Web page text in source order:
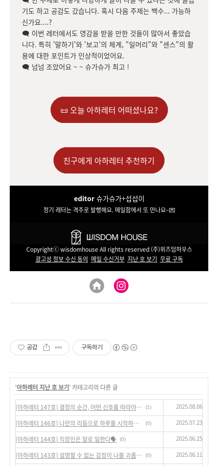
기도 하고 공감도 갔습니다. 혹시 다음 주제는 백수... 가능하
신가요....?
🗨 이번 레터에서도 영감을 받을 만한 것들이 많아서 좋았습
니다. 특히 '말하기'와 '보고'의 체계, "일머리"와 "센스"의 활
용에 대한 포인트가 인상적이었어요.
🗨 넘넘 조았어요 ~ ~ 슈가슈가 최고 !
📜 오늘 아하레터 어떠셨나요?
친구에게 아하레터 추천하기
editor 슈가슈가+섭섭이
정기 레터는 격주로 발행해요. 메일함에서 또 만나요~💌
Copyrightⓒ wisdomhouse All rights reserved (주)위즈덤하우스
광고성 정보 수신 동의 메일 수신거부 지난 호 보기 무료 구독
공감 구독하기
'아하레터 지난 호 보기' 카테고리의 다른 글
[아하레터 147호] 결정의 순간, 어떤 신호를 따라야 할까?😎 (1) 2025.08.06
[아하레터 146호] 나만의 리듬으로 하루를 시작하고 싶어요🙌 (0) 2025.07.23
[아하레터 144호] 직장인은 말로 일한다🗣️ (0) 2025.06.25
[아하레터 143호] 설명할 수 없는 감정이 나를 괴롭힐 때💆‍♀️ (0) 2025.06.11